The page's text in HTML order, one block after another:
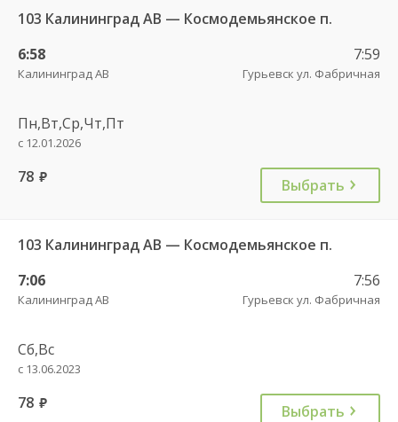
103 Калининград АВ — Космодемьянское п.
6:58
Калининград АВ
7:59
Гурьевск ул. Фабричная
Пн,Вт,Ср,Чт,Пт
с 12.01.2026
78 руб. Выбрать
103 Калининград АВ — Космодемьянское п.
7:06
Калининград АВ
7:56
Гурьевск ул. Фабричная
Сб,Вс
с 13.06.2023
78 руб. Выбрать